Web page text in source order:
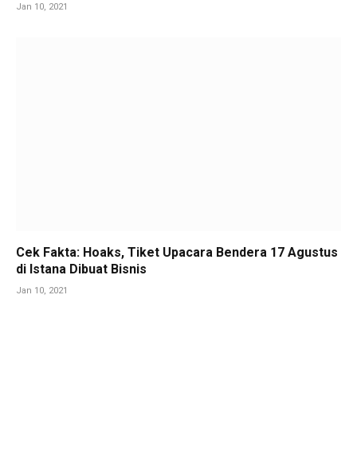
Jan 10, 2021
Cek Fakta: Hoaks, Tiket Upacara Bendera 17 Agustus
di Istana Dibuat Bisnis
Jan 10, 2021